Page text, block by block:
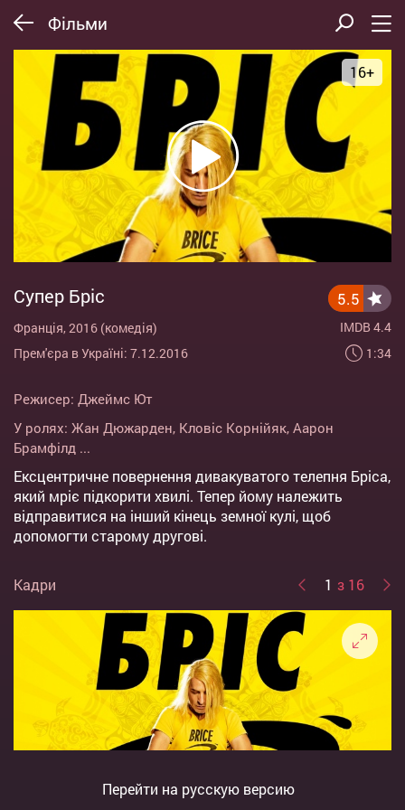
Фільми
16+
Супер Бріс
Франція, 2016 (комедія)
Прем'єра в Україні: 7.12.2016
5.5
IMDB 4.4
1:34
Режисер: Джеймс Ют
У ролях: Жан Дюжарден, Кловіс Корнійяк, Аарон
Брамфілд ...
Ексцентричне повернення дивакуватого телепня Бріса,
який мріє підкорити хвилі. Тепер йому належить
відправитися на інший кінець земної кулі, щоб
допомогти старому другові.
Кадри 1 з 16
Перейти на русскую версию